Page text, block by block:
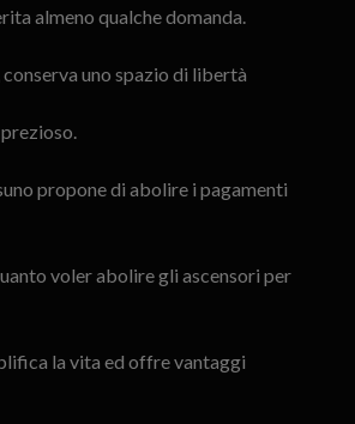
almeno qualche domanda.
uno spazio di libertà
propone di abolire i pagamenti
voler abolire gli ascensori per
la vita ed offre vantaggi